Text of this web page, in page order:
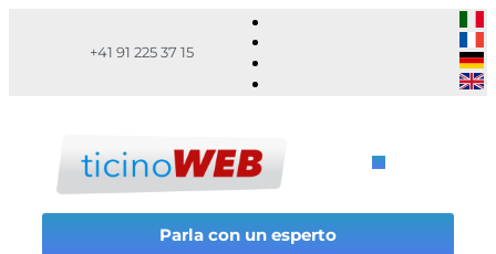
+41 91 225 37 15
Parla con un esperto